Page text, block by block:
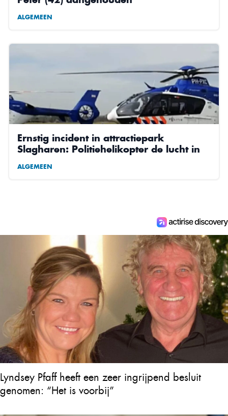
ALGEMEEN
Ernstig incident in attractiepark
Slagharen: Politiehelikopter de lucht in
ALGEMEEN
Lyndsey Pfaff heeft een zeer ingrijpend besluit
genomen: “Het is voorbij”